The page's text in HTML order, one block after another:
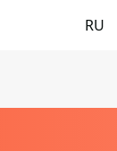
RU